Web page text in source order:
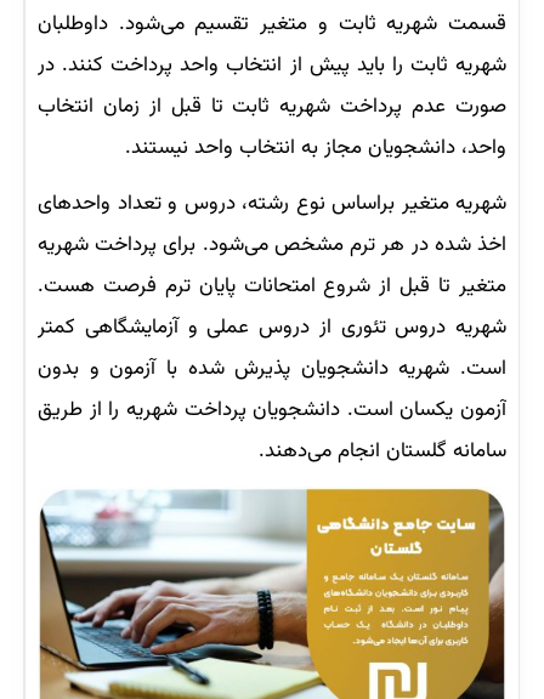
قسمت شهریه ثابت و متغیر تقسیم می‌شود. داوطلبان
شهریه ثابت را باید پیش از انتخاب واحد پرداخت کنند. در
صورت عدم پرداخت شهریه ثابت تا قبل از زمان انتخاب
واحد، دانشجویان مجاز به انتخاب واحد نیستند.
شهریه متغیر براساس نوع رشته، دروس و تعداد واحدهای
اخذ شده در هر ترم مشخص می‌شود. برای پرداخت شهریه
متغیر تا قبل از شروع امتحانات پایان ترم فرصت هست.
شهریه دروس تئوری از دروس عملی و آزمایشگاهی کمتر
است. شهریه دانشجویان پذیرش شده با آزمون و بدون
آزمون یکسان است. دانشجویان پرداخت شهریه را از طریق
سامانه گلستان انجام می‌دهند.